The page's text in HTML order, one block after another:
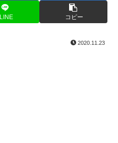
LINE コピー
2020.11.23